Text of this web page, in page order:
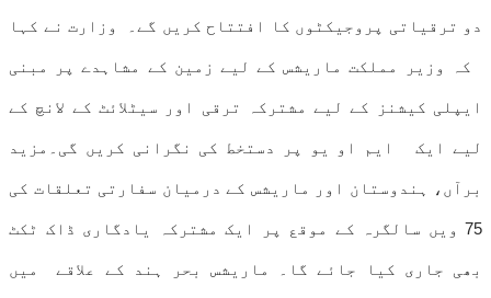
دو ترقیاتی پروجیکٹوں کا افتتاح کریں گے۔ وزارت نے کہا
کہ وزیر مملکت ماریشس کے لیے زمین کے مشاہدے پر مبنی
ایپلی کیشنز کے لیے مشترکہ ترقی اور سیٹلائٹ کے لانچ کے
لیے ایک ایم او یو پر دستخط کی نگرانی کریں گی۔مزید
برآں، ہندوستان اور ماریشس کے درمیان سفارتی تعلقات کی
75 ویں سالگرہ کے موقع پر ایک مشترکہ یادگاری ڈاک ٹکٹ
بھی جاری کیا جائے گا۔ ماریشس بحر ہند کے علاقے میں